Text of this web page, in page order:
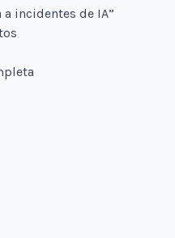
incidentes de IA”